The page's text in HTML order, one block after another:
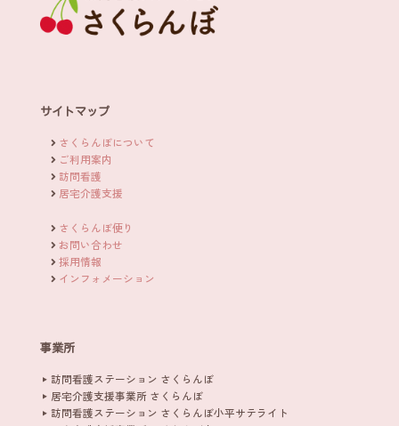
サイトマップ
さくらんぼについて
ご利用案内
訪問看護
居宅介護支援
さくらんぼ便り
お問い合わせ
採用情報
インフォメーション
事業所
訪問看護ステーション さくらんぼ
居宅介護支援事業所 さくらんぼ
訪問看護ステーション さくらんぼ小平サテライト